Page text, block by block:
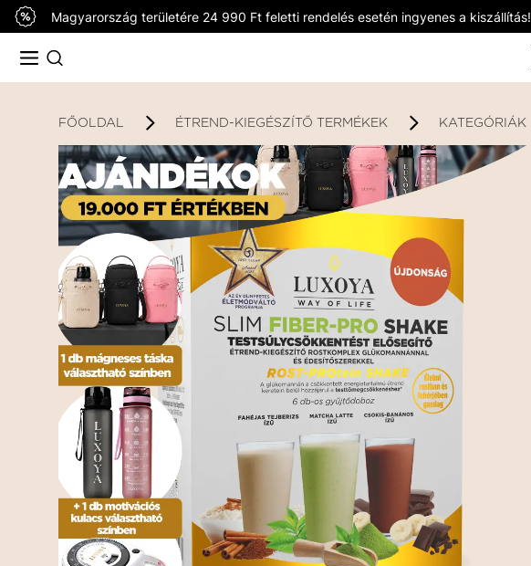
Magyarország területére 24 990 Ft feletti rendelés esetén ingyenes a kiszállítás!
FŐOLDAL ÉTREND-KIEGÉSZÍTŐ TERMÉKEK KATEGÓRIÁK